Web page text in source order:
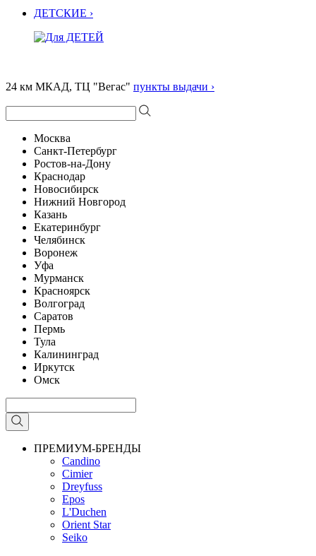
ДЕТСКИЕ ›
24 км МКАД, ТЦ "Вегас" пункты выдачи ›
Москва
Санкт-Петербург
Ростов-на-Дону
Краснодар
Новосибирск
Нижний Новгород
Казань
Екатеринбург
Челябинск
Воронеж
Уфа
Мурманск
Красноярск
Волгоград
Саратов
Пермь
Тула
Калининград
Иркутск
Омск
ПРЕМИУМ-БРЕНДЫ
Candino
Cimier
Dreyfuss
Epos
L'Duchen
Orient Star
Seiko